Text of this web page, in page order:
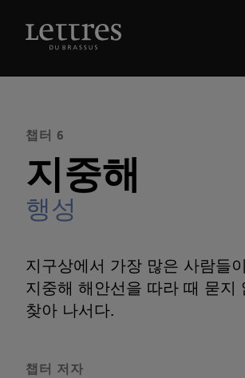
챕터 6
지중해
행성
지구상에서 가장 많은 사람들
지중해 해안선을 따라 때 묻지
찾아 나서다.
챕터 저자